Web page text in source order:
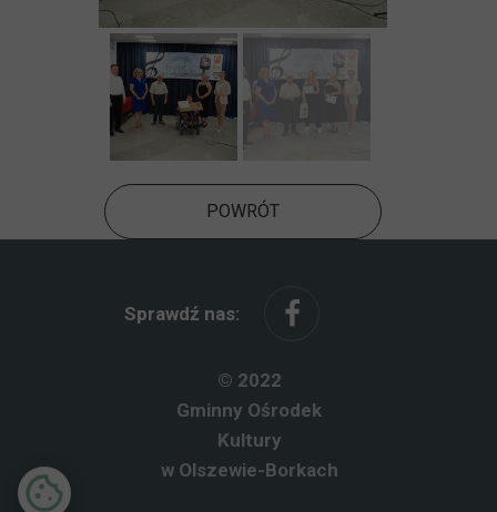
© 2022
Gminny Ośrodek
Kultury
w Olszewie-Borkach
Sprawdź nas:
POWRÓT